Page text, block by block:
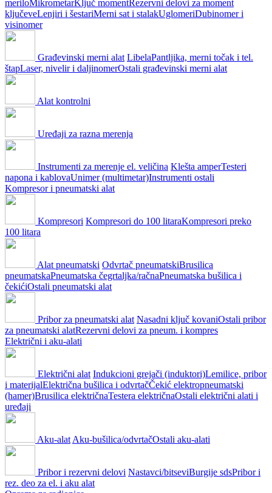
meriloMikrometarKljuč momentRezervni delovi za moment
ključeveLenjiri i šestariMerni sat i stalakUglomeriDubinomer i
visinomer
Građevinski merni alat LibelaPantljika, merni točak i tel.
štapLaser, nivelir i daljinomerOstali građevinski merni alat
Alat kontrolni
Uređaji za razna merenja
Instrumenti za merenje el. veličina Klešta amperTesteri
napona i kablovaUnimer (multimetar)Instrumenti ostali
Kompresor i pneumatski alat
Kompresori Kompresori do 100 litaraKompresori preko
100 litara
Alat pneumatski Odvrtač pneumatskiBrusilica
pneumatskaPneumatska čegrtaljka/račnaPneumatska bušilica i
čekićiOstali pneumatski alat
Pribor za pneumatski alat Nasadni ključ kovaniOstali pribor
za pneumatski alatRezervni delovi za pneum. i kompres
Električni i aku-alati
Električni alat Indukcioni grejači (induktori)Lemilice, pribor
i materijalElektrična bušilica i odvrtačČekić elektropneumatski
(hamer)Brusilica električnaTestera električnaOstali električni alati i
uređaji
Aku-alat Aku-bušilica/odvrtačOstali aku-alati
Pribor i rezervni delovi Nastavci/bitseviBurgije sdsPribor i
rez. deo za el. i aku alat